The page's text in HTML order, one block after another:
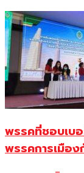
พรรคที่ชอบเบ
พรรคการเมือง